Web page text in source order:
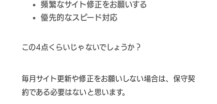
頻繁なサイト修正をお願いする
優先的なスピード対応
この4点くらいじゃないでしょうか？
毎月サイト更新や修正をお願いしない場合は、保守契
約である必要はないと思います。